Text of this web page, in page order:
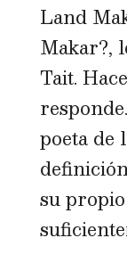
Land
Makar?,
Tait.
poeta de
su